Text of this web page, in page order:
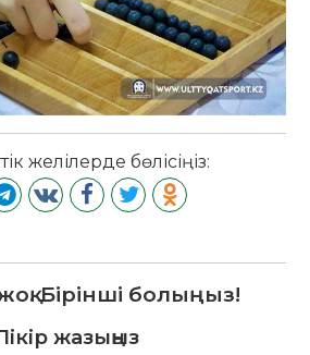
желілерде бөлісіңіз:
Бірінші болыңыз!
жазыңыз